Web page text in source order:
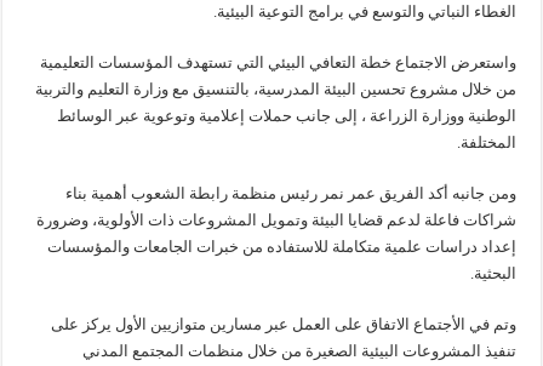
الغطاء النباتي والتوسع في برامج التوعية البيئية.
واستعرض الاجتماع خطة التعافي البيئي التي تستهدف المؤسسات التعليمية
من خلال مشروع تحسين البيئة المدرسية، بالتنسيق مع وزارة التعليم والتربية
الوطنية ووزارة الزراعة ، إلى جانب حملات إعلامية وتوعوية عبر الوسائط
المختلفة.
ومن جانبه أكد الفريق عمر نمر رئيس منظمة رابطة الشعوب أهمية بناء
شراكات فاعلة لدعم قضايا البيئة وتمويل المشروعات ذات الأولوية، وضرورة
إعداد دراسات علمية متكاملة للاستفاده من خبرات الجامعات والمؤسسات
البحثية.
وتم في الأجتماع الاتفاق على العمل عبر مسارين متوازيين الأول يركز على
تنفيذ المشروعات البيئية الصغيرة من خلال منظمات المجتمع المدني